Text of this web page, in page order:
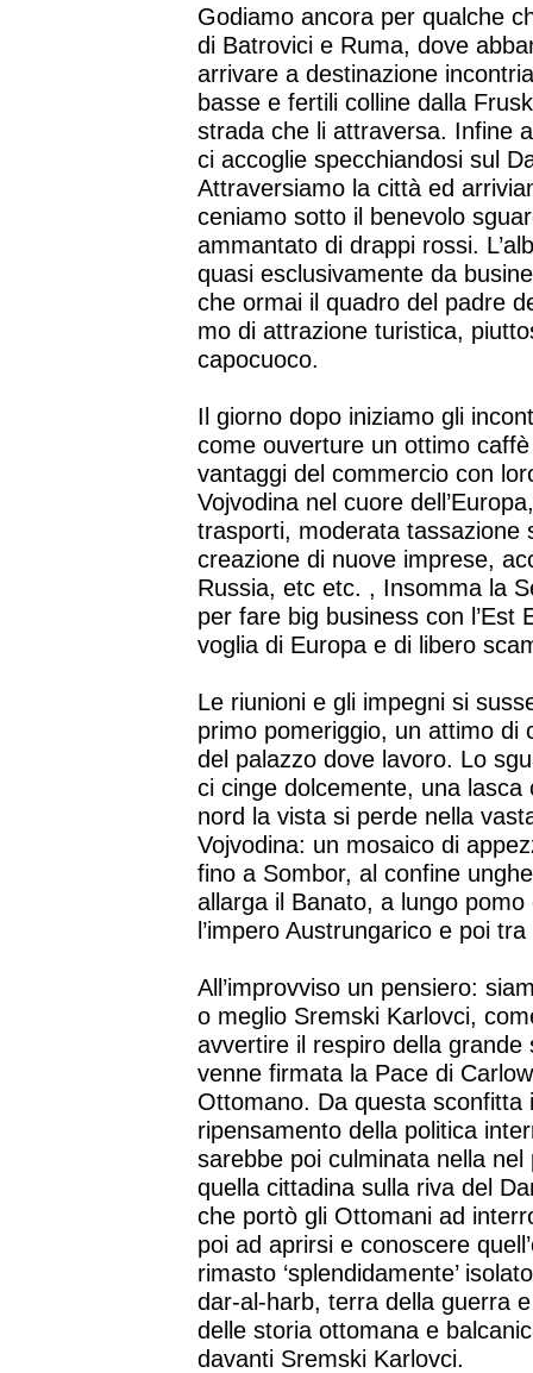
Godiamo ancora per qualche
di Batrovici e Ruma, dove
arrivare a destinazione
basse e fertili colline dalla
strada che li attraversa. Infine
ci accoglie specchiandosi sul
Attraversiamo la città ed
ceniamo sotto il benevolo
ammantato di drappi rossi.
quasi esclusivamente da
che ormai il quadro del padre
mo di attrazione turistica,
capocuoco.
Il giorno dopo iniziamo gli
come ouverture un ottimo
vantaggi del commercio con
Vojvodina nel cuore
trasporti, moderata tassazione
creazione di nuove imprese,
Russia, etc etc. , Insomma la
per fare big business con l’Est
voglia di Europa e di libero
Le riunioni e gli impegni si
primo pomeriggio, un attimo di
del palazzo dove lavoro. Lo
ci cinge dolcemente, una
nord la vista si perde nella
Vojvodina: un mosaico di
fino a Sombor, al confine
allarga il Banato, a lungo
l’impero Austrungarico e poi
All’improvviso un pensiero:
o meglio Sremski Karlovci,
avvertire il respiro della
venne firmata la Pace di
Ottomano. Da questa sconfitta
ripensamento della politica
sarebbe poi culminata nella
quella cittadina sulla riva del
che portò gli Ottomani ad
poi ad aprirsi e conoscere
rimasto ‘splendidamente’
dar-al-harb, terra della guerra
delle storia ottomana e
davanti Sremski Karlovci.